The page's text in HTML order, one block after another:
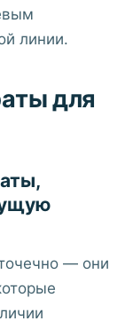
линии.
для
— они